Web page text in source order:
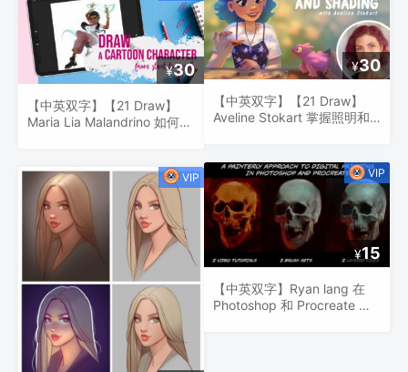
¥30
【中英双字】【21 Draw】
Maria Lia Malandrino 如何画
¥30
【中英双字】【21 Draw】
Aveline Stokart 掌握照明和
¥15
【中英双字】Ryan lang 在
Photoshop 和 Procreate 中